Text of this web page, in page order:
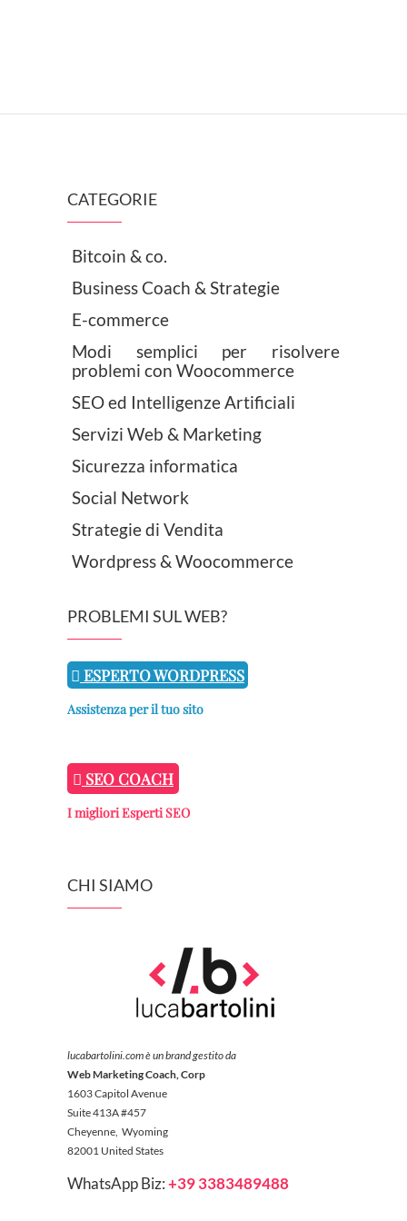
CATEGORIE
Bitcoin & co.
Business Coach & Strategie
E-commerce
Modi semplici per risolvere
problemi con Woocommerce
SEO ed Intelligenze Artificiali
Servizi Web & Marketing
Sicurezza informatica
Social Network
Strategie di Vendita
Wordpress & Woocommerce
PROBLEMI SUL WEB?
ESPERTO WORDPRESS
Assistenza per il tuo sito
SEO COACH
I migliori Esperti SEO
CHI SIAMO
lucabartolini.com è un brand gestito da
Web Marketing Coach, Corp
1603 Capitol Avenue
Suite 413A #457
Cheyenne, Wyoming
82001 United States
WhatsApp Biz:+39 3383489488